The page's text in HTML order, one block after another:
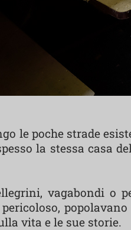
le poche strade
la stessa casa
vagabondi o
vita e le sue storie.